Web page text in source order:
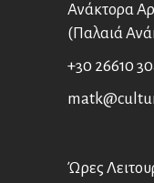
Ανάκτορα
(Παλαιά
+30 26610
Ώρες